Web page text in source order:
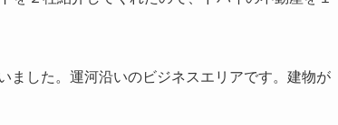
ました。運河沿いのビジネスエリアです。建物が